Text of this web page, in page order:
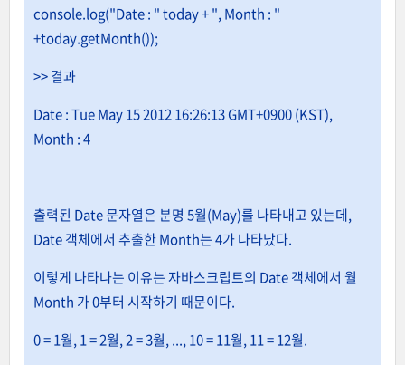
console.log("Date : " today + ", Month : "
+today.getMonth());
>> 결과
Date : Tue May 15 2012 16:26:13 GMT+0900 (KST),
Month : 4
출력된 Date 문자열은 분명 5월(May)를 나타내고 있는데,
Date 객체에서 추출한 Month는 4가 나타났다.
이렇게 나타나는 이유는 자바스크립트의 Date 객체에서 월
Month 가 0부터 시작하기 때문이다.
0 = 1월, 1 = 2월, 2 = 3월, ..., 10 = 11월, 11 = 12월.